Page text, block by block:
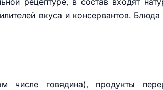
вкуса и консервантов.
говядина), продукты